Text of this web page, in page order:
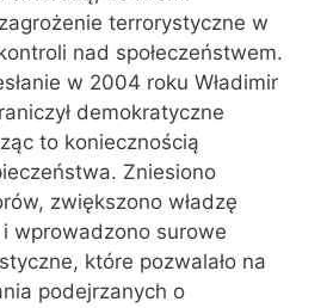
terrorystyczne w
nad społeczeństwem.
w 2004 roku Władimir
demokratyczne
to koniecznością
Zniesiono
zwiększono władzę
i wprowadzono surowe
które pozwalało na
podejrzanych o